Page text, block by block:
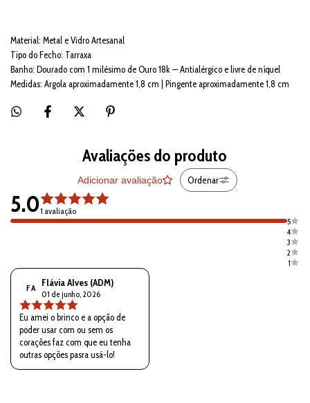
Material: Metal e Vidro Artesanal
Tipo do Fecho: Tarraxa
Banho: Dourado com 1 milésimo de Ouro 18k — Antialérgico e livre de níquel
Medidas: Argola aproximadamente 1,8 cm | Pingente aproximadamente 1,8 cm
Avaliações do produto
Adicionar avaliação Ordenar
5.01 avaliação
5
4
3
2
1
F A Flávia Alves (ADM)
01 de junho, 2026
Eu amei o brinco e a opção de
poder usar com ou sem os
corações faz com que eu tenha
outras opções pasra usá-lo!